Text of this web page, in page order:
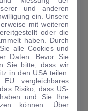
mit drei
in der kommenden
Auf einem 900
und anderen
ein. Unsere
mit weiteren
oder die
haben. Durch
alle Cookies und
Daten. Bevor Sie
Sie bitte, dass wir
in den USA teilen.
vergleichbares
Risiko, dass US-
und Sie Ihre
können. Über